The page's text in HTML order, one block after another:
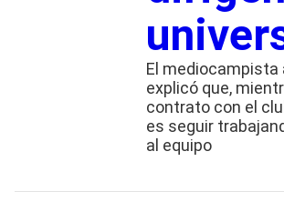
El mediocampista
explicó que,
contrato con el
es seguir
al equipo